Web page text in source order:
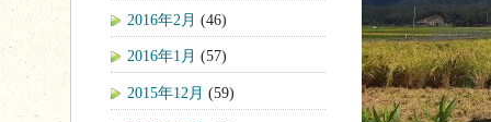
2016年2月 (46)
2016年1月 (57)
2015年12月 (59)